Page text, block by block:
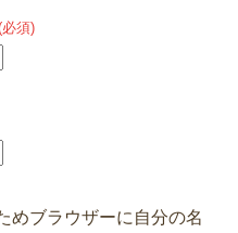
必須)
めブラウザーに自分の名